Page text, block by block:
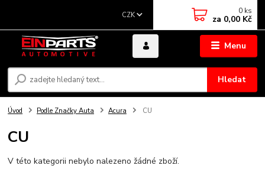
Menu
CZK
Hledat
0 ks
za 0,00 Kč
Úvod Podle Značky Auta Acura CU
CU
V této kategorii nebylo nalezeno žádné zboží.